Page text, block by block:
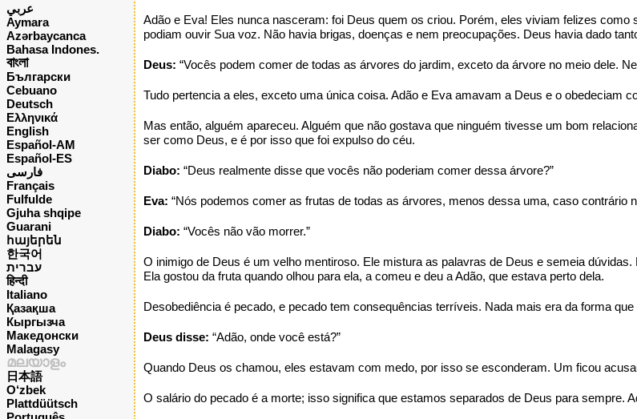
عربي
Aymara
Azərbaycanca
Bahasa Indones.
বাংলা
Български
Cebuano
Deutsch
Ελληνικά
English
Español-AM
Español-ES
فارسی
Français
Fulfulde
Gjuha shqipe
Guarani
հայերեն
한국어
עברית
हिन्दी
Italiano
Қазақша
Кыргызча
Македонски
Malagasy
മലയാളം
日本語
O‘zbek
Plattdüütsch
Adão e Eva! Eles nunca nasceram: foi Deus quem os criou. Porém, eles viviam felizes
podiam ouvir Sua voz. Não havia brigas, doenças e nem preocupações. Deus havia dado
Deus: “Vocês podem comer de todas as árvores do jardim, exceto da árvore no meio dele.
Tudo pertencia a eles, exceto uma única coisa. Adão e Eva amavam a Deus e o obedeciam
Mas então, alguém apareceu. Alguém que não gostava que ninguém tivesse um bom
ser como Deus, e é por isso que foi expulso do céu.
Diabo: “Deus realmente disse que vocês não poderiam comer dessa árvore?”
Eva: “Nós podemos comer as frutas de todas as árvores, menos dessa uma, caso contrário
Diabo: “Vocês não vão morrer.”
O inimigo de Deus é um velho mentiroso. Ele mistura as palavras de Deus e semeia
Ela gostou da fruta quando olhou para ela, a comeu e deu a Adão, que estava perto dela.
Desobediência é pecado, e pecado tem consequências terríveis. Nada mais era da forma
Deus disse: “Adão, onde você está?”
Quando Deus os chamou, eles estavam com medo, por isso se esconderam. Um ficou
O salário do pecado é a morte; isso significa que estamos separados de Deus para sempre.